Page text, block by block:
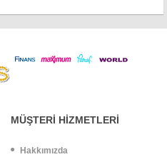
MÜŞTERİ HİZMETLERİ
Hakkımızda